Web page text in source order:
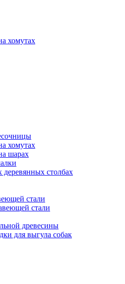
хомутах
хомутах
шарах
столбах
стали
стали
древесины
для выгула собак